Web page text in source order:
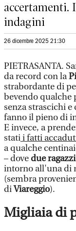
accertamenti.
indagini
26 dicembre 2025 21:30
PIETRASANTA.
da record con la
strabordante di
bevendo qualche
senza strascichi
fanno il pieno di
E invece, a
statii fatti
a qualche
– dove due
intorno all'una di
(sembra
diViareggio).
Migliaia di